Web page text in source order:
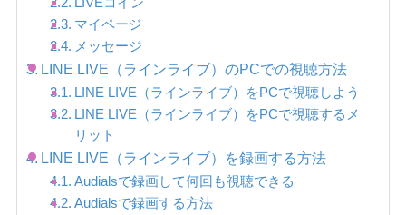
マイページ
メッセージ
LINE LIVE（ラインライブ）のPCでの視聴方法
LINE LIVE（ラインライブ）をPCで視聴しよう
LINE LIVE（ラインライブ）をPCで視聴するメ
リット
LINE LIVE（ラインライブ）を録画する方法
Audialsで録画して何回も視聴できる
Audialsで録画する方法